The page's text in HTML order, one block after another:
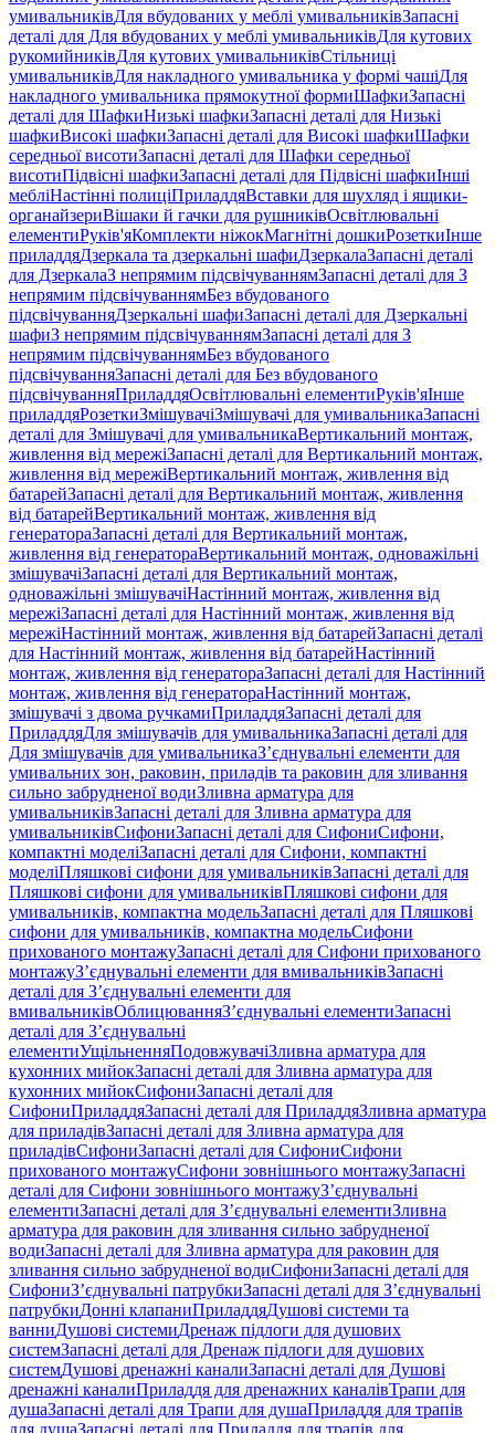
умивальниківДля вбудованих у меблі умивальниківЗапасні
деталі для Для вбудованих у меблі умивальниківДля кутових
рукомийниківДля кутових умивальниківСтільниці
умивальниківДля накладного умивальника у формі чашіДля
накладного умивальника прямокутної формиШафкиЗапасні
деталі для ШафкиНизькі шафкиЗапасні деталі для Низькі
шафкиВисокі шафкиЗапасні деталі для Високі шафкиШафки
середньої висотиЗапасні деталі для Шафки середньої
висотиПідвісні шафкиЗапасні деталі для Підвісні шафкиІнші
мебліНастінні полиціПриладдяВставки для шухляд і ящики-
органайзериВішаки й гачки для рушниківОсвітлювальні
елементиРуків'яКомплекти ніжокМагнітні дошкиРозеткиІнше
приладдяДзеркала та дзеркальні шафиДзеркалаЗапасні деталі
для ДзеркалаЗ непрямим підсвічуваннямЗапасні деталі для З
непрямим підсвічуваннямБез вбудованого
підсвічуванняДзеркальні шафиЗапасні деталі для Дзеркальні
шафиЗ непрямим підсвічуваннямЗапасні деталі для З
непрямим підсвічуваннямБез вбудованого
підсвічуванняЗапасні деталі для Без вбудованого
підсвічуванняПриладдяОсвітлювальні елементиРуків'яІнше
приладдяРозеткиЗмішувачіЗмішувачі для умивальникаЗапасні
деталі для Змішувачі для умивальникаВертикальний монтаж,
живлення від мережіЗапасні деталі для Вертикальний монтаж,
живлення від мережіВертикальний монтаж, живлення від
батарейЗапасні деталі для Вертикальний монтаж, живлення
від батарейВертикальний монтаж, живлення від
генератораЗапасні деталі для Вертикальний монтаж,
живлення від генератораВертикальний монтаж, одноважільні
змішувачіЗапасні деталі для Вертикальний монтаж,
одноважільні змішувачіНастінний монтаж, живлення від
мережіЗапасні деталі для Настінний монтаж, живлення від
мережіНастінний монтаж, живлення від батарейЗапасні деталі
для Настінний монтаж, живлення від батарейНастінний
монтаж, живлення від генератораЗапасні деталі для Настінний
монтаж, живлення від генератораНастінний монтаж,
змішувачі з двома ручкамиПриладдяЗапасні деталі для
ПриладдяДля змішувачів для умивальникаЗапасні деталі для
Для змішувачів для умивальникаЗ’єднувальні елементи для
умивальних зон, раковин, приладів та раковин для зливання
сильно забрудненої водиЗливна арматура для
умивальниківЗапасні деталі для Зливна арматура для
умивальниківСифониЗапасні деталі для СифониСифони,
компактні моделіЗапасні деталі для Сифони, компактні
моделіПляшкові сифони для умивальниківЗапасні деталі для
Пляшкові сифони для умивальниківПляшкові сифони для
умивальників, компактна модельЗапасні деталі для Пляшкові
сифони для умивальників, компактна модельСифони
прихованого монтажуЗапасні деталі для Сифони прихованого
монтажуЗ’єднувальні елементи для вмивальниківЗапасні
деталі для З’єднувальні елементи для
вмивальниківОблицюванняЗ’єднувальні елементиЗапасні
деталі для З’єднувальні
елементиУщільненняПодовжувачіЗливна арматура для
кухонних мийокЗапасні деталі для Зливна арматура для
кухонних мийокСифониЗапасні деталі для
СифониПриладдяЗапасні деталі для ПриладдяЗливна арматура
для приладівЗапасні деталі для Зливна арматура для
приладівСифониЗапасні деталі для СифониСифони
прихованого монтажуСифони зовнішнього монтажуЗапасні
деталі для Сифони зовнішнього монтажуЗ’єднувальні
елементиЗапасні деталі для З’єднувальні елементиЗливна
арматура для раковин для зливання сильно забрудненої
водиЗапасні деталі для Зливна арматура для раковин для
зливання сильно забрудненої водиСифониЗапасні деталі для
СифониЗ’єднувальні патрубкиЗапасні деталі для З’єднувальні
патрубкиДонні клапаниПриладдяДушові системи та
ванниДушові системиДренаж підлоги для душових
системЗапасні деталі для Дренаж підлоги для душових
системДушові дренажні каналиЗапасні деталі для Душові
дренажні каналиПриладдя для дренажних каналівТрапи для
душаЗапасні деталі для Трапи для душаПриладдя для трапів
для душаЗапасні деталі для Приладдя для трапів для